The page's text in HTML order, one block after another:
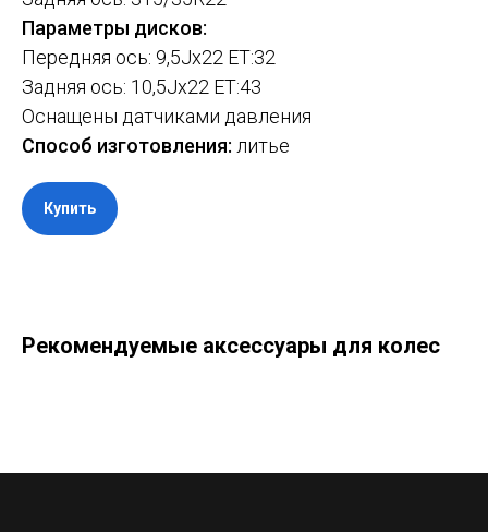
Параметры дисков:
Передняя ось: 9,5Jx22 ET:32
Задняя ось: 10,5Jx22 ET:43
Оснащены датчиками давления
Способ изготовления: литье
Купить
Рекомендуемые аксессуары для колес